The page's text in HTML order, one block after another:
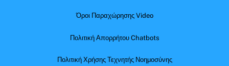
Όροι Παραχώρησης Video
Πολιτική Απορρήτου Chatbots
Πολιτική Χρήσης Τεχνητής Νοημοσύνης